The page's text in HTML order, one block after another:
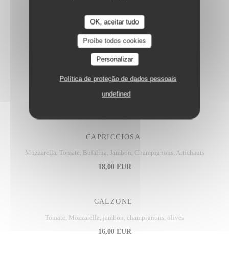
OK, aceitar tudo
Proíbe todos cookies
Personalizar
Política de proteção de dados pessoais
undefined
Tomate, mozzarella, basilic
13,00 EUR
CAPRICCIOSA
Mozzarella, Tomate, Bufalina, Jambon, Champignons, Artichauts
18,00 EUR
CALZONE
Tomate, Mozzarella, jambon, champignons, olives
16,00 EUR